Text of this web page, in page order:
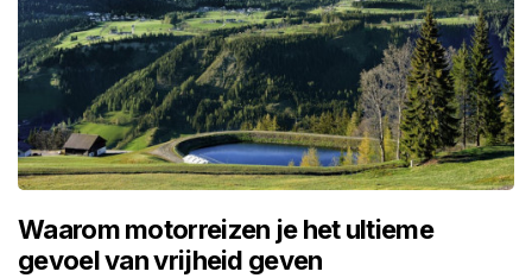
Waarom motorreizen je het ultieme
gevoel van vrijheid geven